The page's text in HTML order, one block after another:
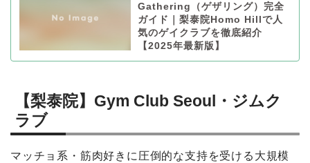
Gathering（ゲザリング）完全
ガイド｜梨泰院Homo Hillで人
気のゲイクラブを徹底紹介
【2025年最新版】
【梨泰院】Gym Club Seoul・ジムク
ラブ
マッチョ系・筋肉好きに圧倒的な支持を受ける大規模